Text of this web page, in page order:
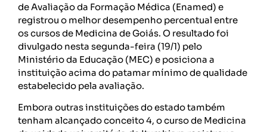
de Avaliação da Formação Médica (Enamed) e
registrou o melhor desempenho percentual entre
os cursos de Medicina de Goiás. O resultado foi
divulgado nesta segunda-feira (19/1) pelo
Ministério da Educação (MEC) e posiciona a
instituição acima do patamar mínimo de qualidade
estabelecido pela avaliação.
Embora outras instituições do estado também
tenham alcançado conceito 4, o curso de Medicina